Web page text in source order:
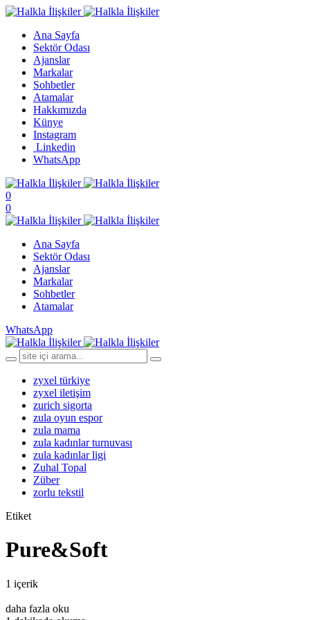
Ana Sayfa
Sektör Odası
Ajanslar
Markalar
Sohbetler
Atamalar
Hakkımızda
Künye
Instagram
Linkedin
WhatsApp
0
0
Ana Sayfa
Sektör Odası
Ajanslar
Markalar
Sohbetler
Atamalar
WhatsApp
zyxel türkiye
zyxel iletişim
zurich sigorta
zula oyun espor
zula mama
zula kadınlar turnuvası
zula kadınlar ligi
Zuhal Topal
Züber
zorlu tekstil
Etiket
Pure&Soft
1 içerik
daha fazla oku